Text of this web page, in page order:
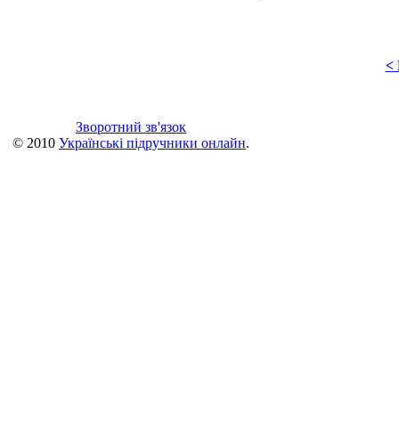
<
Зворотний зв'язок
© 2010 Українські підручники онлайн.